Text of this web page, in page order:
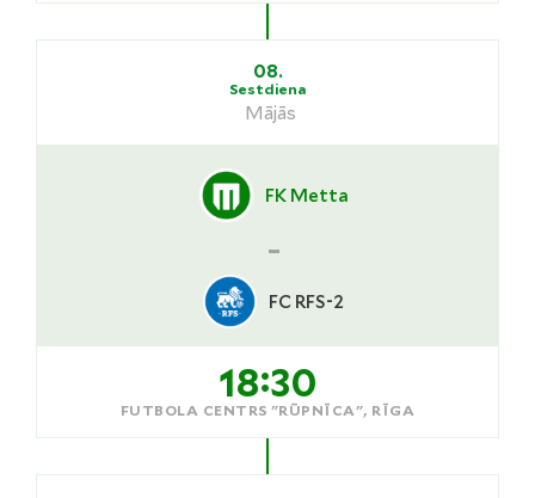
08.
Sestdiena
Mājās
FK Metta
-
FC RFS-2
18:30
FUTBOLA CENTRS "RŪPNĪCA", RĪGA